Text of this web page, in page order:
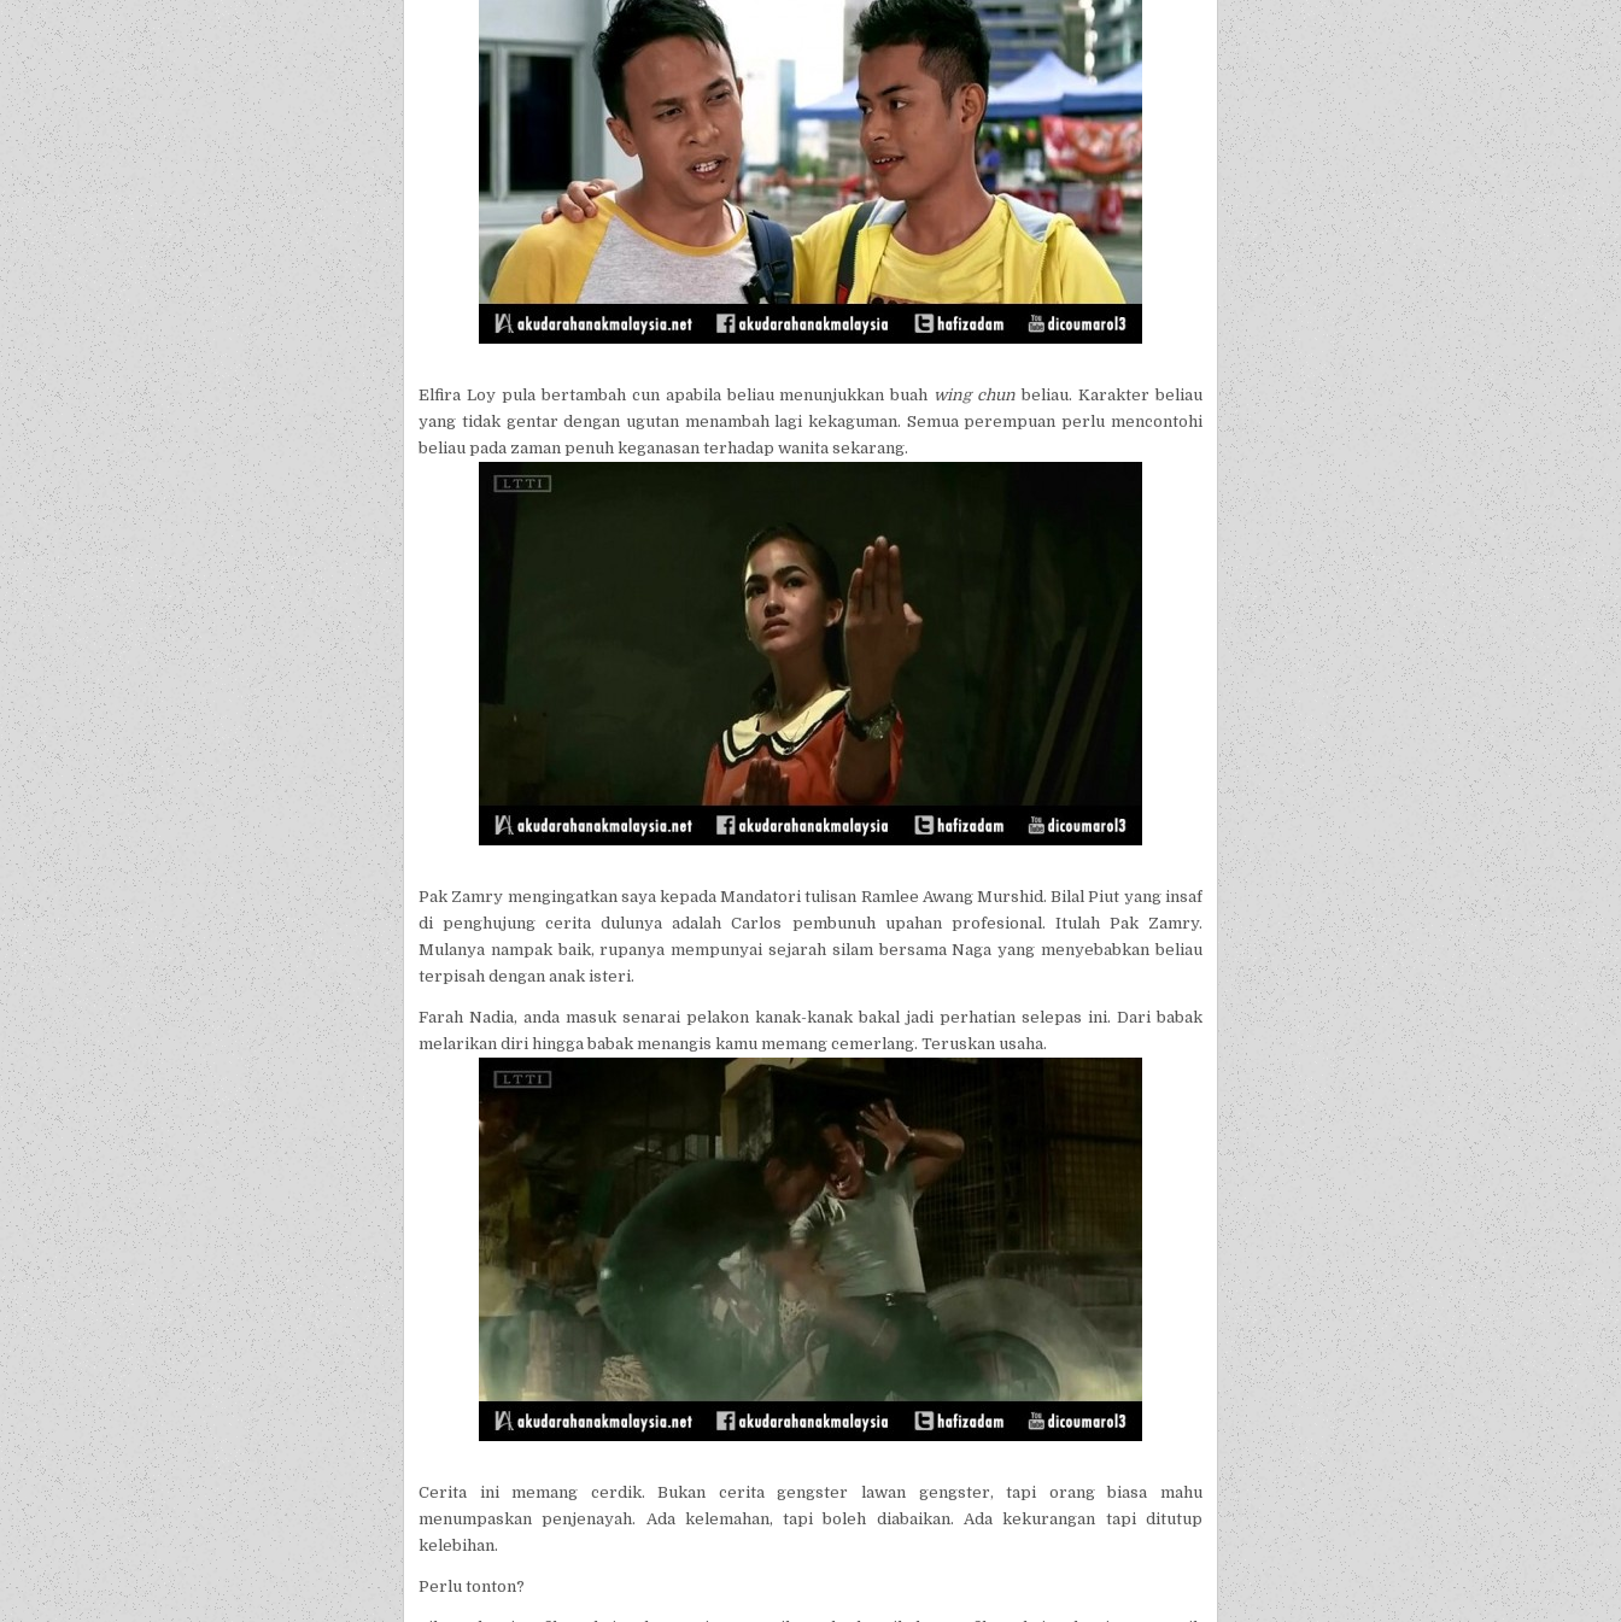
Elfira Loy pula bertambah cun apabila beliau menunjukkan buah wing chun beliau. Karakter beliau
yang tidak gentar dengan ugutan menambah lagi kekaguman. Semua perempuan perlu mencontohi
beliau pada zaman penuh keganasan terhadap wanita sekarang.
Pak Zamry mengingatkan saya kepada Mandatori tulisan Ramlee Awang Murshid. Bilal Piut yang insaf
di penghujung cerita dulunya adalah Carlos pembunuh upahan profesional. Itulah Pak Zamry.
Mulanya nampak baik, rupanya mempunyai sejarah silam bersama Naga yang menyebabkan beliau
terpisah dengan anak isteri.
Farah Nadia, anda masuk senarai pelakon kanak-kanak bakal jadi perhatian selepas ini. Dari babak
melarikan diri hingga babak menangis kamu memang cemerlang. Teruskan usaha.
Cerita ini memang cerdik. Bukan cerita gengster lawan gengster, tapi orang biasa mahu
menumpaskan penjenayah. Ada kelemahan, tapi boleh diabaikan. Ada kekurangan tapi ditutup
kelebihan.
Perlu tonton?